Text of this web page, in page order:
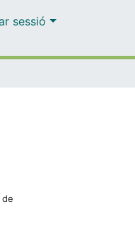
sessió